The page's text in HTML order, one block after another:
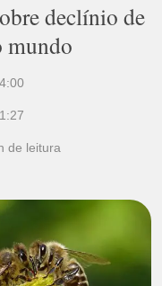
declínio de
mundo
de leitura